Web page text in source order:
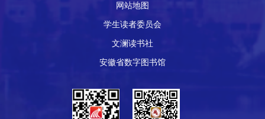
网站地图
学生读者委员会
文澜读书社
安徽省数字图书馆